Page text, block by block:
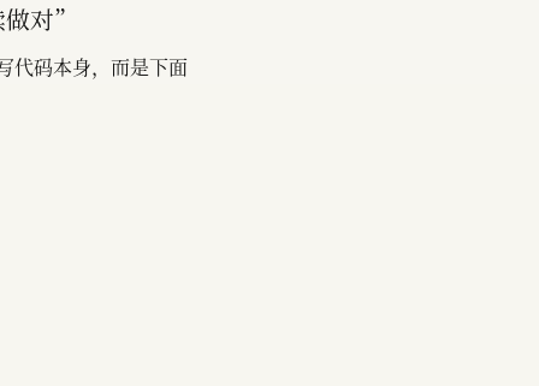
对”
代码本身，而是下面